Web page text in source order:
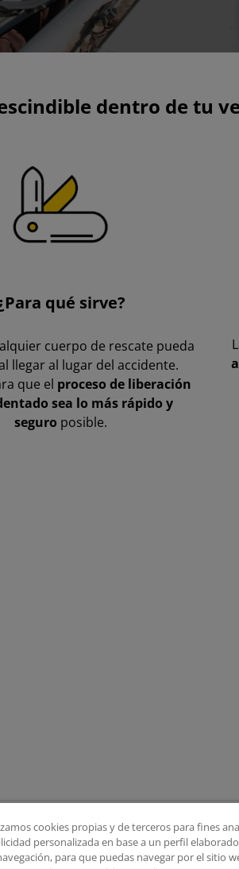
dentro de tu
qué sirve?
cuerpo de rescate pueda
llegar al lugar del accidente.
que el proceso de liberación
sea lo más rápido y
seguro posible.
cookies propias y de terceros para fines
personalizada en base a un perfil
para que puedas navegar por el sitio